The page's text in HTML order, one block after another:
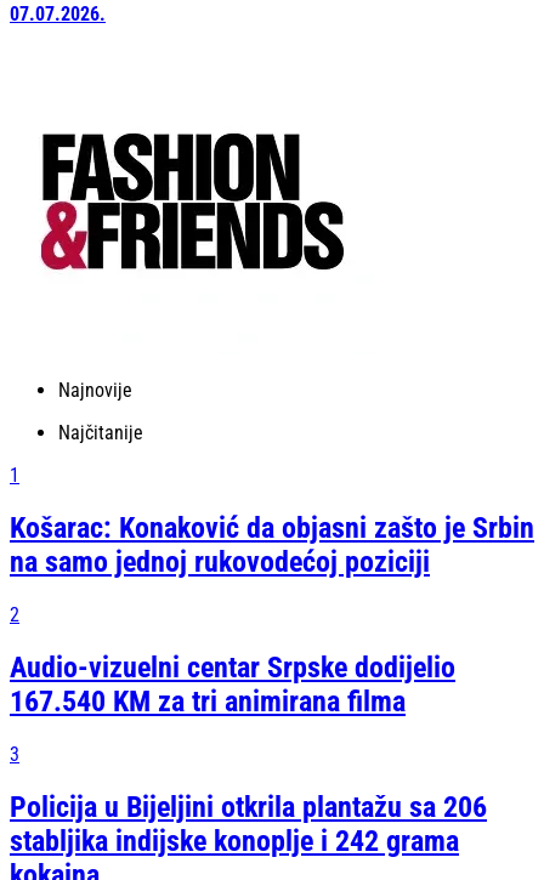
07.07.2026.
Najnovije
Najčitanije
1
Košarac: Konaković da objasni zašto je Srbin
na samo jednoj rukovodećoj poziciji
2
Audio-vizuelni centar Srpske dodijelio
167.540 KM za tri animirana filma
3
Policija u Bijeljini otkrila plantažu sa 206
stabljika indijske konoplje i 242 grama